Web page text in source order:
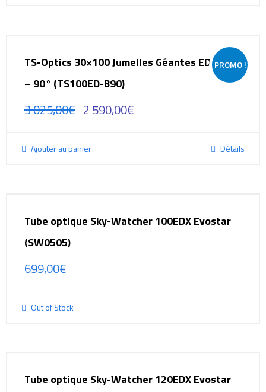
PROMO !
TS-Optics 30×100 Jumelles Géantes ED APO
– 90° (TS100ED-B90)
3 025,00€ 2 590,00€
Ajouter au panier Détails
Tube optique Sky-Watcher 100EDX Evostar
(SW0505)
699,00€
Out of Stock
Tube optique Sky-Watcher 120EDX Evostar